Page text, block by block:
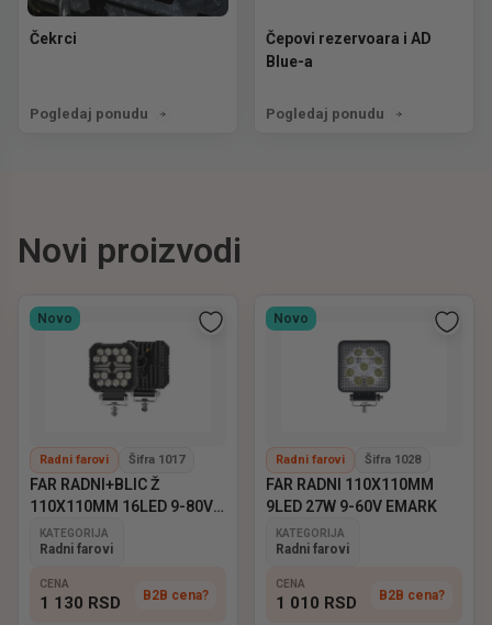
Čekrci
Pogledaj ponudu
Čepovi rezervoara i AD
Blue-a
Pogledaj ponudu
Novi proizvodi
Novo
Radni farovi Šifra 1017
FAR RADNI+BLIC Ž
110X110MM 16LED 9-80V
EMARK
KATEGORIJA
Radni farovi
CENA
1 130 RSD B2B cena?
Novo
Radni farovi Šifra 1028
FAR RADNI 110X110MM
9LED 27W 9-60V EMARK
KATEGORIJA
Radni farovi
CENA
1 010 RSD B2B cena?